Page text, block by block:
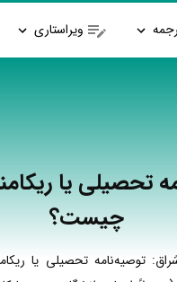
ویراستاری
تحصیلی یا
چیست؟
توصیه‌نامه تحصیلی یا